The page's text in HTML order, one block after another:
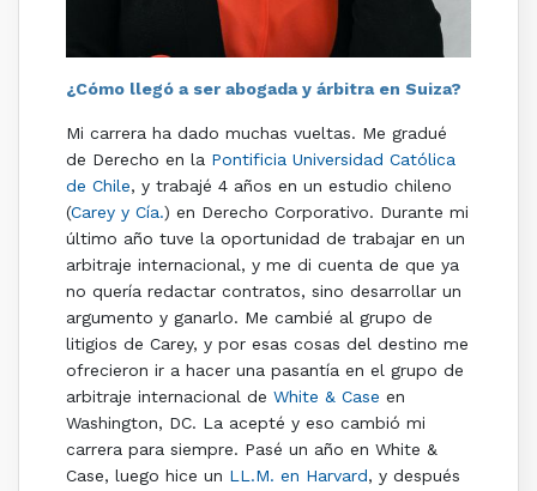
¿Cómo llegó a ser abogada y árbitra en Suiza?
Mi carrera ha dado muchas vueltas. Me gradué
de Derecho en la Pontificia Universidad Católica
de Chile, y trabajé 4 años en un estudio chileno
(Carey y Cía.) en Derecho Corporativo. Durante mi
último año tuve la oportunidad de trabajar en un
arbitraje internacional, y me di cuenta de que ya
no quería redactar contratos, sino desarrollar un
argumento y ganarlo. Me cambié al grupo de
litigios de Carey, y por esas cosas del destino me
ofrecieron ir a hacer una pasantía en el grupo de
arbitraje internacional de White & Case en
Washington, DC. La acepté y eso cambió mi
carrera para siempre. Pasé un año en White &
Case, luego hice un LL.M. en Harvard, y después